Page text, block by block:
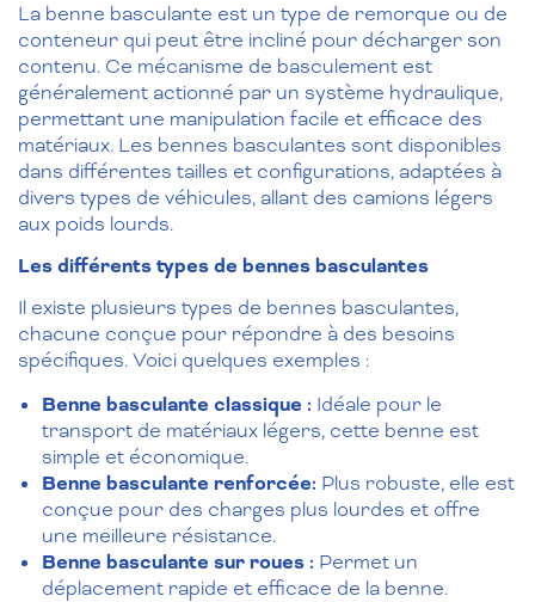
La benne basculante est un type de remorque ou de
conteneur qui peut être incliné pour décharger son
contenu. Ce mécanisme de basculement est
généralement actionné par un système hydraulique,
permettant une manipulation facile et efficace des
matériaux. Les bennes basculantes sont disponibles
dans différentes tailles et configurations, adaptées à
divers types de véhicules, allant des camions légers
aux poids lourds.
Les différents types de bennes basculantes
Il existe plusieurs types de bennes basculantes,
chacune conçue pour répondre à des besoins
spécifiques. Voici quelques exemples :
Benne basculante classique : Idéale pour le
transport de matériaux légers, cette benne est
simple et économique.
Benne basculante renforcée: Plus robuste, elle est
conçue pour des charges plus lourdes et offre
une meilleure résistance.
Benne basculante sur roues : Permet un
déplacement rapide et efficace de la benne.